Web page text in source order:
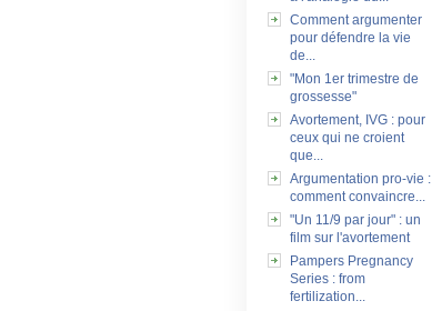
Comment argumenter
pour défendre la vie
de...
"Mon 1er trimestre de
grossesse"
Avortement, IVG : pour
ceux qui ne croient
que...
Argumentation pro-vie :
comment convaincre...
"Un 11/9 par jour" : un
film sur l'avortement
Pampers Pregnancy
Series : from
fertilization...